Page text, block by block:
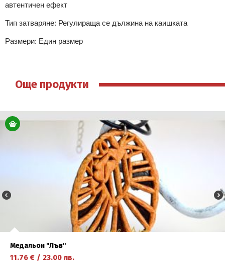
автентичен ефект
Тип затваряне: Регулираща се дължина на каишката
Размери: Един размер
Още продукти
Медальон ''Лъв''
11.76 € / 23.00 лв.